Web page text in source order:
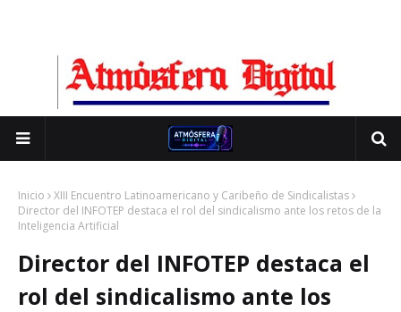
Inicio
XIII Encuentro Latinoamericano y Caribeño de Sindicalistas
Director del INFOTEP destaca el rol del sindicalismo ante los retos de la
Inteligencia Artificial
Director del INFOTEP destaca el
rol del sindicalismo ante los